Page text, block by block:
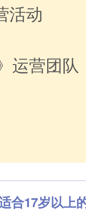
活动
运营团队
合17岁以上